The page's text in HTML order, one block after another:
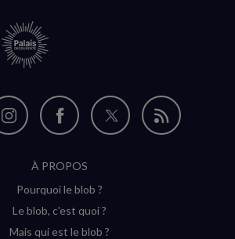
Nous
Instagram
(nouvelle
Nous
sur
Facebook
(nouvelle
Nous
Flux
À PROPOS
Pourquoi le blob ?
Le blob, c'est quoi ?
Mais qui est le blob ?